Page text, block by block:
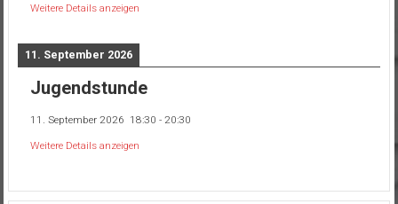
Weitere Details anzeigen
11. September 2026
Jugendstunde
11. September 2026 18:30 - 20:30
Weitere Details anzeigen